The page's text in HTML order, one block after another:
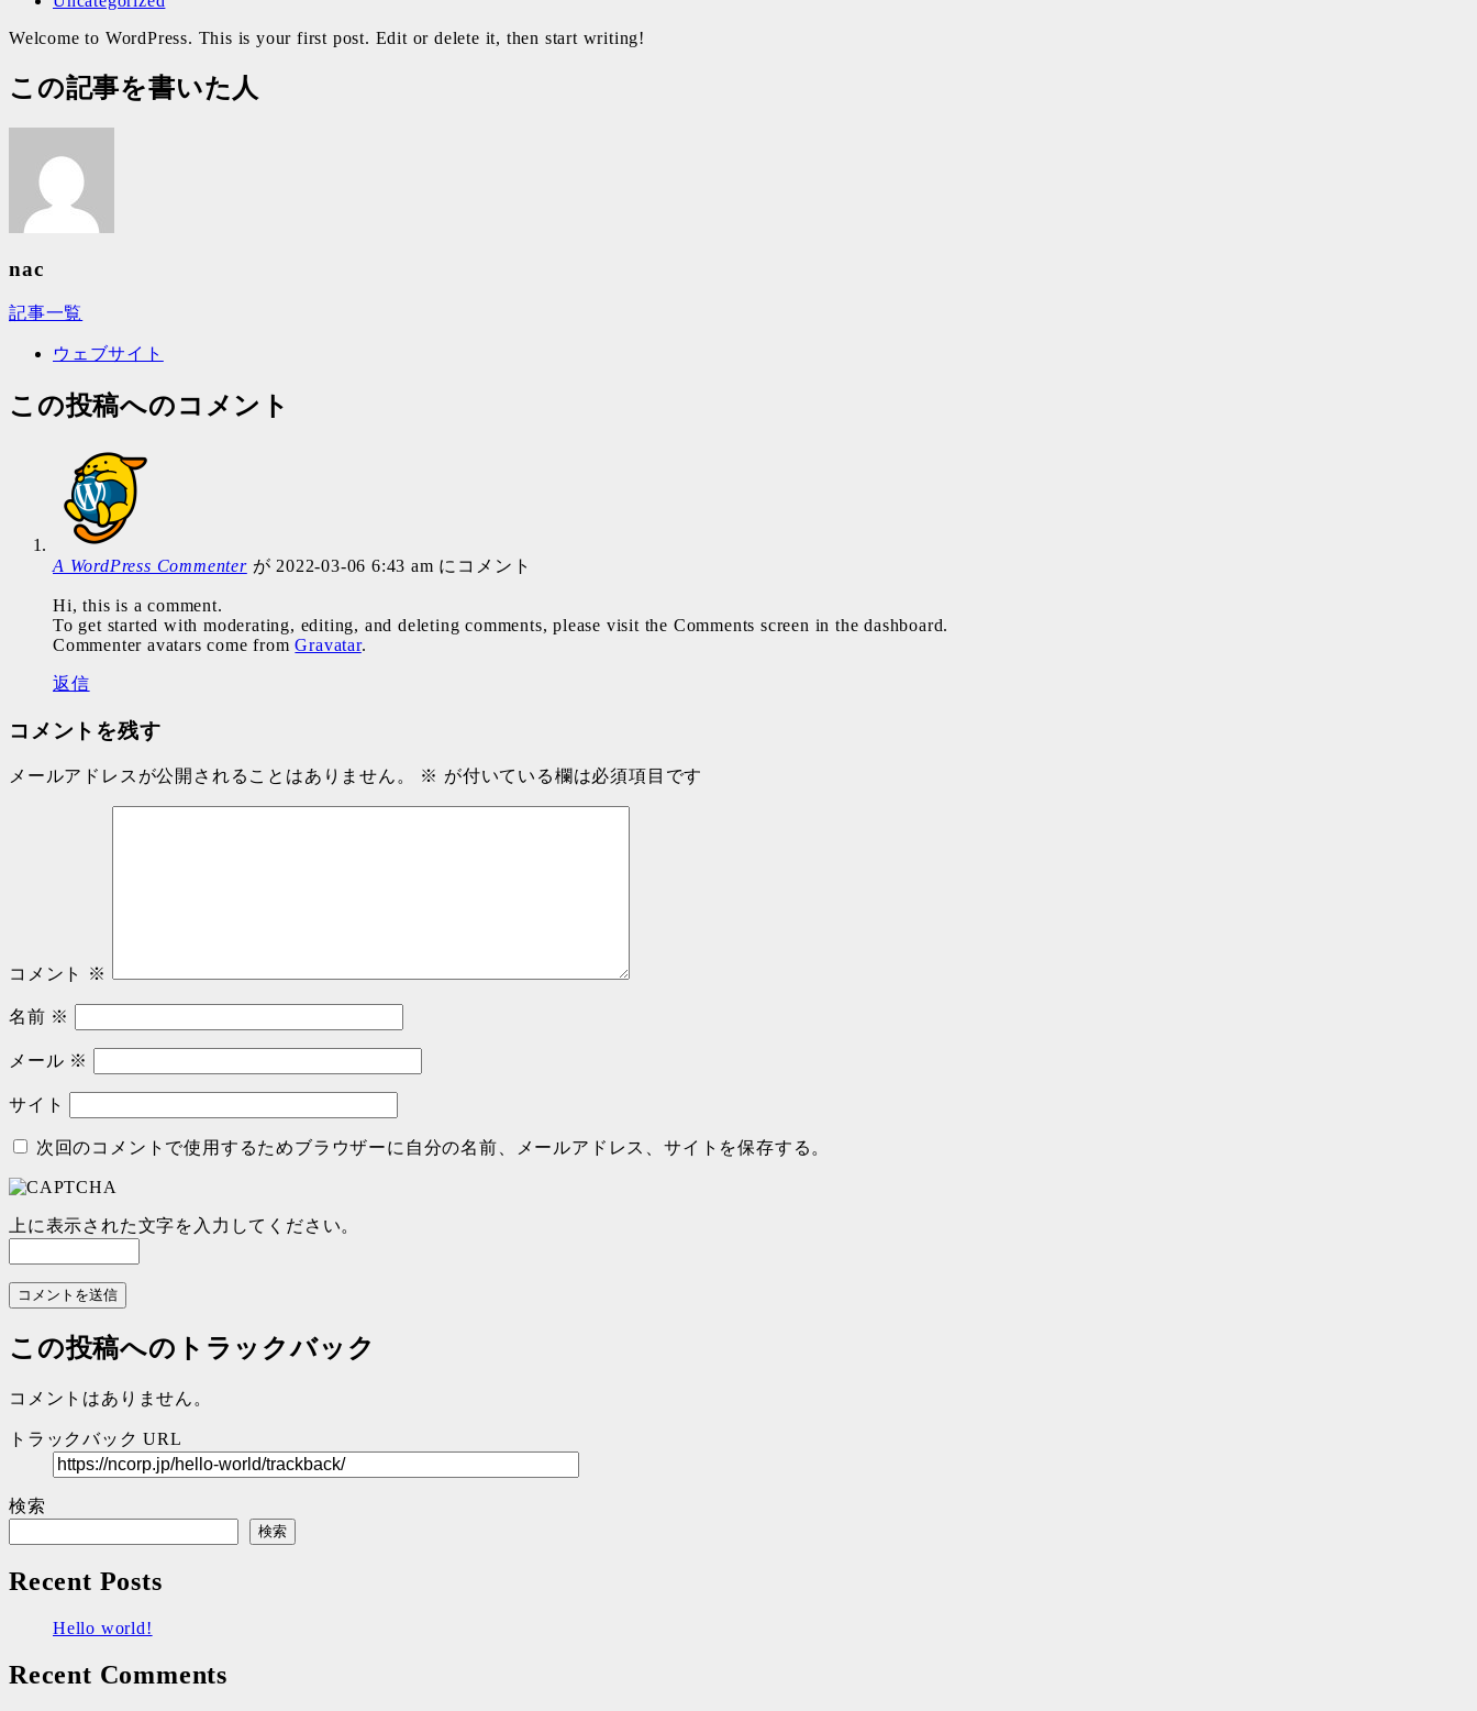
ゴ
リ
ー
Welcome to WordPress. This is your first post. Edit or delete it, then start writing!
この記事を書いた人
nac
記事一覧
ウェブサイト
この投稿へのコメント
A WordPress Commenterが 2022-03-06 6:43 am にコメント
Hi, this is a comment.
To get started with moderating, editing, and deleting comments, please visit the Comments screen in the dashboard.
Commenter avatars come fromGravatar.
返信
コメントを残す
メールアドレスが公開されることはありません。 ※ が付いている欄は必須項目です
コメント ※
名前 ※
メール ※
サイト
次回のコメントで使用するためブラウザーに自分の名前、メールアドレス、サイトを保存する。
上に表示された文字を入力してください。
この投稿へのトラックバック
コメントはありません。
トラックバック URL
検索
検索
Recent Posts
Hello world!
Recent Comments